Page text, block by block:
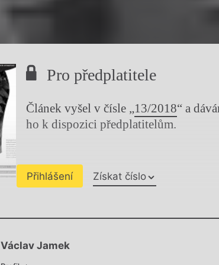
Pro předplatitele
Článek vyšel v čísle „13/2018“ a
ho k dispozici předplatitelům.
Přihlášení Získat číslo
Chviličku.
Václav Jamek